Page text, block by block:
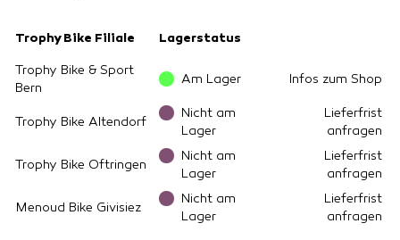
Trophy Bike Filiale Lagerstatus
Trophy Bike & Sport
Bern
Am Lager Infos zum Shop
Trophy Bike Altendorf
Nicht am
Lager
Lieferfrist
anfragen
Trophy Bike Oftringen
Nicht am
Lager
Lieferfrist
anfragen
Menoud Bike Givisiez
Nicht am
Lager
Lieferfrist
anfragen